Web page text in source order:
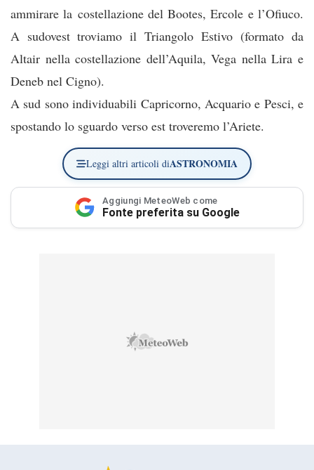
ammirare la costellazione del Bootes, Ercole e l’Ofiuco.
A sudovest troviamo il Triangolo Estivo (formato da
Altair nella costellazione dell’Aquila, Vega nella Lira e
Deneb nel Cigno).
A sud sono individuabili Capricorno, Acquario e Pesci, e
spostando lo sguardo verso est troveremo l’Ariete.
Leggi altri articoli diASTRONOMIA
Aggiungi MeteoWeb come
Fonte preferita su Google